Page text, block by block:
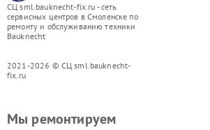
СЦ sml.bauknecht-fix.ru - сеть
сервисных центров в Смоленске по
ремонту и обслуживанию техники
Bauknecht
2021-2026 © СЦ sml.bauknecht-
fix.ru
Мы ремонтируем